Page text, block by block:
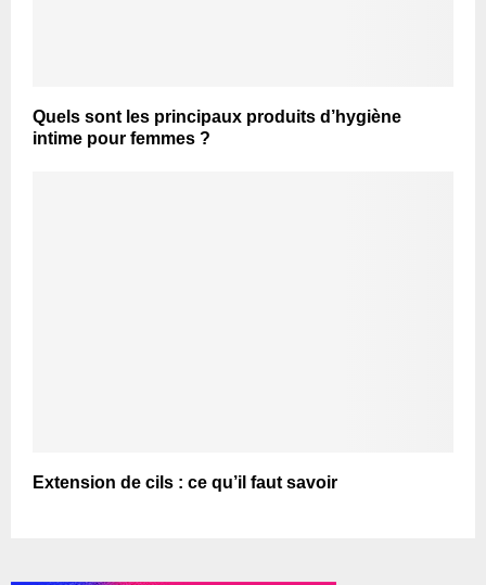
Quels sont les principaux produits d’hygiène
intime pour femmes ?
Extension de cils : ce qu’il faut savoir